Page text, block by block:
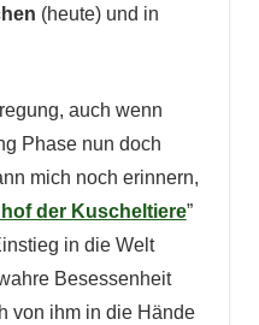
(heute) und in
auch wenn
Phase nun doch
mich noch erinnern,
der Kuscheltiere”
in die Welt
Besessenheit
von ihm in die Hände